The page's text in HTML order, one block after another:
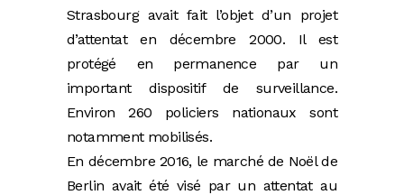
Strasbourg avait fait l’objet d’un projet
d’attentat en décembre 2000. Il est
protégé en permanence par un
important dispositif de surveillance.
Environ 260 policiers nationaux sont
notamment mobilisés.
En décembre 2016, le marché de Noël de
Berlin avait été visé par un attentat au